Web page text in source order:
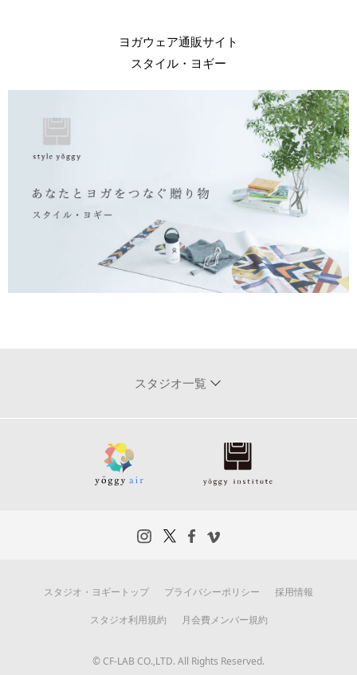
ヨガウェア通販サイト
スタイル・ヨギー
スタジオ一覧
スタジオ・ヨギートップ プライバシーポリシー 採用情報
スタジオ利用規約 月会費メンバー規約
© CF-LAB CO.,LTD. All Rights Reserved.